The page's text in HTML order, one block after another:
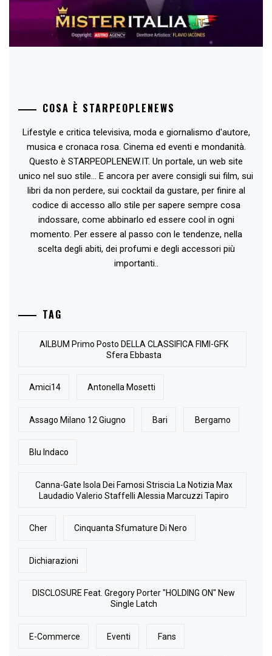
COSA È STARPEOPLENEWS
Lifestyle e critica televisiva, moda e giornalismo d'autore,
musica e cronaca rosa. Cinema ed eventi e mondanità.
Questo è STARPEOPLENEW.IT. Un portale, un web site
unico nel suo stile... E ancora per avere consigli sui film, sui
libri da non perdere, sui cocktail da gustare, per finire al
codice di accesso allo stile per sapere sempre cosa
indossare, come abbinarlo ed essere cool in ogni
momento. Per essere al passo con le tendenze, nella
scelta degli abiti, dei profumi e degli accessori più
importanti..
TAG
AlLBUM Primo Posto DELLA CLASSIFICA FIMI-GFK
Sfera Ebbasta
Amici14 Antonella Mosetti
Assago Milano 12 Giugno Bari Bergamo
Blu Indaco
Canna-Gate Isola Dei Famosi Striscia La Notizia Max
Laudadio Valerio Staffelli Alessia Marcuzzi Tapiro
Cher Cinquanta Sfumature Di Nero
Dichiarazioni
DISCLOSURE Feat. Gregory Porter "HOLDING ON" New
Single Latch
E-Commerce Eventi Fans